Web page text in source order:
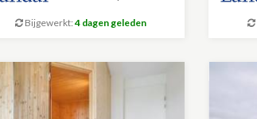
Bijgewerkt: 4 dagen geleden